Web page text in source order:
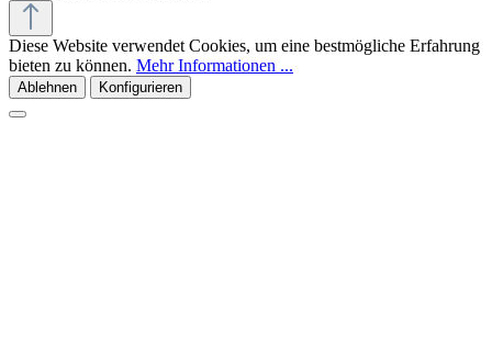
Diese Website verwendet Cookies, um eine bestmögliche Erfahrung
bieten zu können. Mehr Informationen ...
Ablehnen Konfigurieren